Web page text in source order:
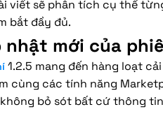
viết sẽ phân tích cụ thể
bắt đầy đủ.
mới của
1.2.5 mang đến hàng loạt
cùng các tính năng
bỏ sót bất cứ thông